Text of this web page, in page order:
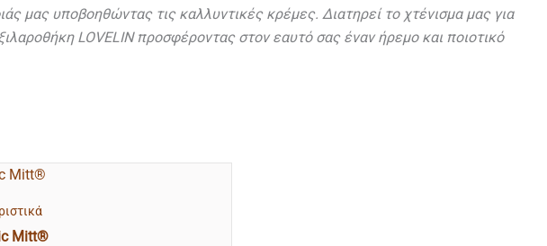
μας υποβοηθώντας τις καλλυντικές κρέμες. Διατηρεί το χτένισμα μας για
LOVELΙN προσφέροντας στον εαυτό σας έναν ήρεμο και ποιοτικό
Mitt®